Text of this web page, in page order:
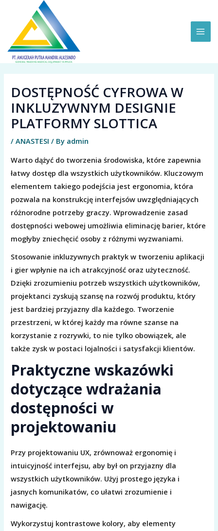
content
DOSTĘPNOŚĆ CYFROWA W
INKLUZYWNYM DESIGNIE
PLATFORMY SLOTTICA
/ANASTESI / By admin
Warto dążyć do tworzenia środowiska, które zapewnia
łatwy dostęp dla wszystkich użytkowników. Kluczowym
elementem takiego podejścia jest ergonomia, która
pozwala na konstrukcję interfejsów uwzględniających
różnorodne potrzeby graczy. Wprowadzenie zasad
dostępności webowej umożliwia eliminację barier, które
mogłyby zniechęcić osoby z różnymi wyzwaniami.
Stosowanie inkluzywnych praktyk w tworzeniu aplikacji
i gier wpłynie na ich atrakcyjność oraz użyteczność.
Dzięki zrozumieniu potrzeb wszystkich użytkowników,
projektanci zyskują szansę na rozwój produktu, który
jest bardziej przyjazny dla każdego. Tworzenie
przestrzeni, w której każdy ma równe szanse na
korzystanie z rozrywki, to nie tylko obowiązek, ale
także zysk w postaci lojalności i satysfakcji klientów.
Praktyczne wskazówki
dotyczące wdrażania
dostępności w
projektowaniu
Przy projektowaniu UX, zrównoważ ergonomię i
intuicyjność interfejsu, aby był on przyjazny dla
wszystkich użytkowników. Użyj prostego języka i
jasnych komunikatów, co ułatwi zrozumienie i
nawigację.
Wykorzystuj kontrastowe kolory, aby elementy